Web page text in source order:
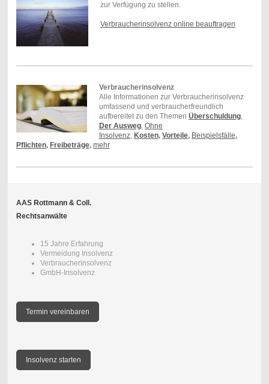
zur Verfügung zu stellen.
Verbraucherinsolvenz online beauftragen
Verbraucherinsolvenz
Alle Informationen zur Verbraucherinsolvenz
umfassend und verbraucherfreundlich
aufbereitet zu den Themen Überschuldung,
Der Ausweg, Ohne
Insolvenz, Kosten, Vorteile, Beispielsfälle,
Pflichten, Freibeträge, mehr
AAS Rottmann & Coll.
Rechtsanwälte
15 Jahre Erfahrung
Vermeidung Insolvenz
Verbraucherinsolvenz
GmbH-Insolvenz
Termin vereinbaren
Insolvenz starten